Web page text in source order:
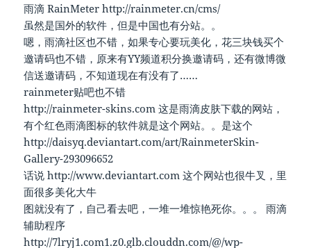
雨滴 RainMeter http://rainmeter.cn/cms/
虽然是国外的软件，但是中国也有分站。。
嗯，雨滴社区也不错，如果专心要玩美化，花三块钱买个
邀请码也不错，原来有YY频道积分换邀请码，还有微博微
信送邀请码，不知道现在有没有了……
rainmeter贴吧也不错
http://rainmeter-skins.com 这是雨滴皮肤下载的网站，
有个红色雨滴图标的软件就是这个网站。。是这个
http://daisyq.deviantart.com/art/RainmeterSkin-
Gallery-293096652
话说 http://www.deviantart.com 这个网站也很牛叉，里
面很多美化大牛
图就没有了，自己看去吧，一堆一堆惊艳死你。。。 雨滴
辅助程序
http://7lryj1.com1.z0.glb.clouddn.com/@/wp-